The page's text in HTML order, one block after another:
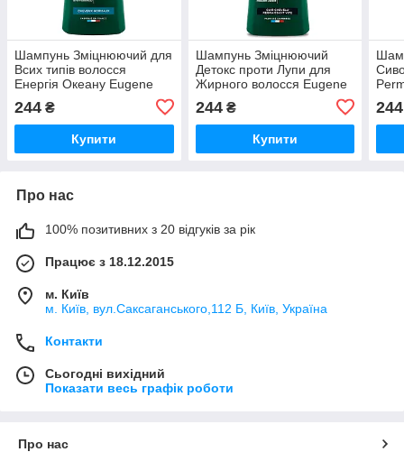
Шампунь Зміцнюючий для
Всих типів волосся
Енергія Океану Eugene
Рerma Paris Petrole Hahn
250 мл
244 ₴
Купити
Шампунь Зміцнюючий
Детокс проти Лупи для
Жирного волосся Eugene
Рerma Paris Petrole Hahn
250 мл
244₴
Купити
244
Про нас
100% позитивних з 20 відгуків за рік
Працює з 18.12.2015
м. Київ
м. Київ, вул.Саксаганського,112 Б, Київ, Україна
Контакти
Сьогодні вихідний
Показати весь графік роботи
Про нас